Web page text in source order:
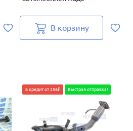
В корзину
в кредит от 256₽ Быстрая отправка!